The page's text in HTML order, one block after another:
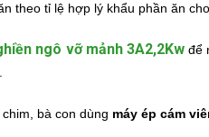
theo tỉ lệ hợp lý khẩu phần ăn
ngô vỡ mảnh 3A2,2Kwđể
bà con dùng máy ép cám